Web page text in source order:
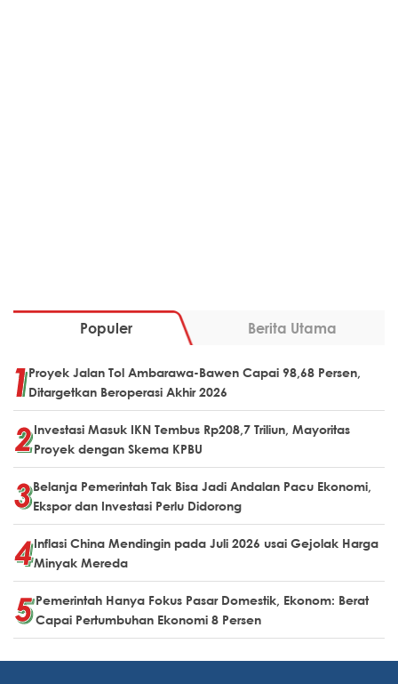
Populer Berita Utama
Proyek Jalan Tol Ambarawa-Bawen Capai 98,68 Persen,
Ditargetkan Beroperasi Akhir 2026
Investasi Masuk IKN Tembus Rp208,7 Triliun, Mayoritas
Proyek dengan Skema KPBU
Belanja Pemerintah Tak Bisa Jadi Andalan Pacu Ekonomi,
Ekspor dan Investasi Perlu Didorong
Inflasi China Mendingin pada Juli 2026 usai Gejolak Harga
Minyak Mereda
Pemerintah Hanya Fokus Pasar Domestik, Ekonom: Berat
Capai Pertumbuhan Ekonomi 8 Persen